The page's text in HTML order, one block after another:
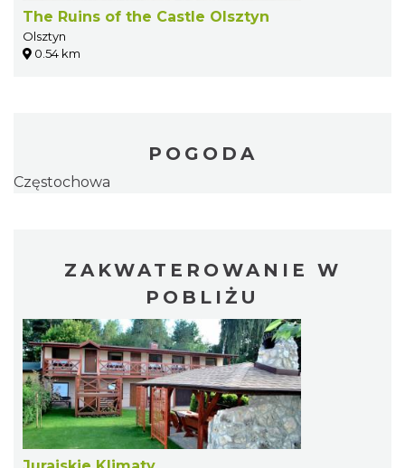
The Ruins of the Castle Olsztyn
Olsztyn
0.54 km
POGODA
Częstochowa
ZAKWATEROWANIE W
POBLIŻU